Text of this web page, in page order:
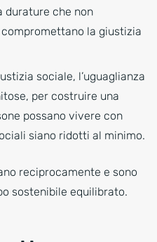
durature che non
compromettano la giustizia
sociale, l’uguaglianza
per costruire una
possano vivere con
siano ridotti al minimo.
reciprocamente e sono
sostenibile equilibrato.